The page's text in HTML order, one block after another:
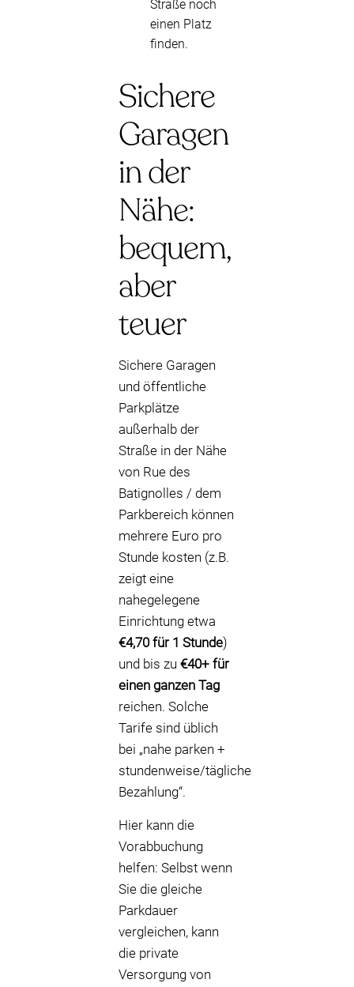
Straße noch
einen Platz
finden.
Sichere
Garagen
in der
Nähe:
bequem,
aber
teuer
Sichere Garagen
und öffentliche
Parkplätze
außerhalb der
Straße in der Nähe
von Rue des
Batignolles / dem
Parkbereich können
mehrere Euro pro
Stunde kosten (z.B.
zeigt eine
nahegelegene
Einrichtung etwa
€4,70 für 1 Stunde)
und bis zu €40+ für
einen ganzen Tag
reichen. Solche
Tarife sind üblich
bei „nahe parken +
stundenweise/tägliche
Bezahlung“.
Hier kann die
Vorabbuchung
helfen: Selbst wenn
Sie die gleiche
Parkdauer
vergleichen, kann
die private
Versorgung von